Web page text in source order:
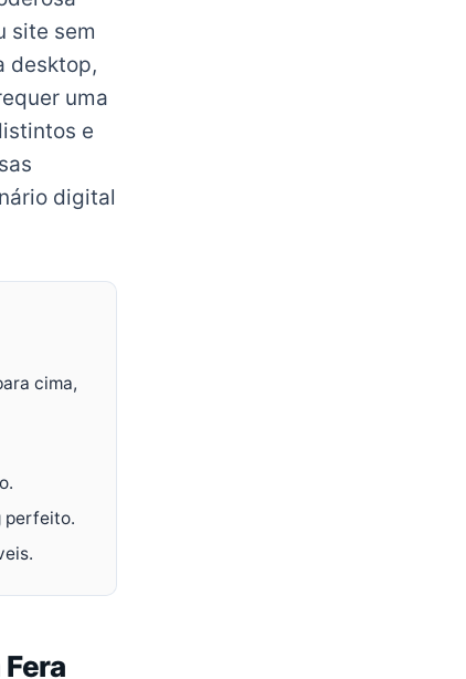
site sem
desktop,
uma
e
digital
cima,
perfeito.